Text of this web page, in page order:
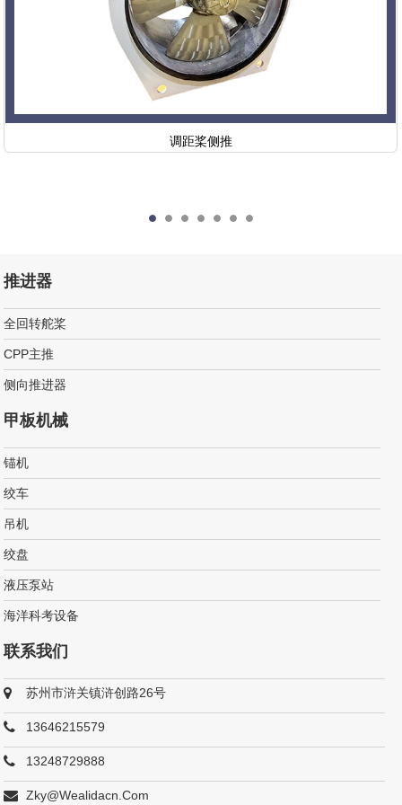
调距桨侧推
推进器
全回转舵桨
CPP主推
侧向推进器
甲板机械
锚机
绞车
吊机
绞盘
液压泵站
海洋科考设备
联系我们
苏州市浒关镇浒创路26号
13646215579
13248729888
Zky@wealidacn.com